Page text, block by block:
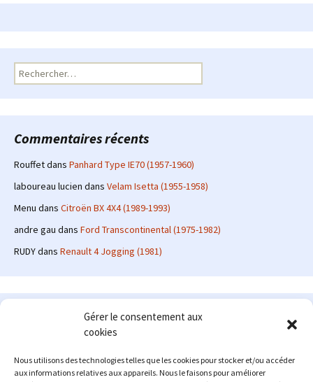
Gérer le consentement aux
cookies
Nous utilisons des technologies telles que les cookies pour stocker et/ou accéder
aux informations relatives aux appareils. Nous le faisons pour améliorer
Rechercher :
Commentaires récents
Rouffetdans Panhard Type IE70 (1957-1960)
laboureau lucien dans Velam Isetta (1955-1958)
Menu dans Citroën BX 4X4 (1989-1993)
andre gau dans Ford Transcontinental (1975-1982)
RUDYdans Renault 4 Jogging (1981)
Le site en quelques mots
: passionné d'automobile ancienne depuis de
nombreuses années, j'ai commencé à partager ma passion sur
internet à partir de 2009 au travers d'un blog qui a connu un relatif